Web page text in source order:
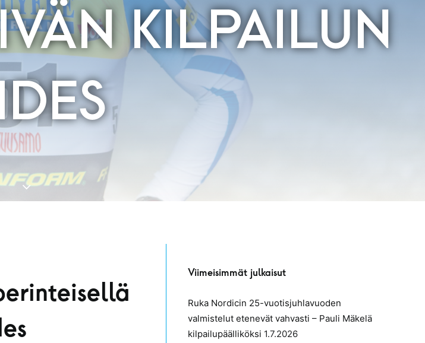
KILPAILUN
Viimeisimmät julkaisut
Ruka Nordicin 25-vuotisjuhlavuoden
valmistelut etenevät vahvasti – Pauli Mäkelä
kilpailupäälliköksi 1.7.2026